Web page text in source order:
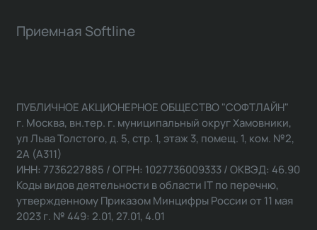
Приемная Softline
ПУБЛИЧНОЕ АКЦИОНЕРНОЕ ОБЩЕСТВО "СОФТЛАЙН"
г. Москва, вн.тер. г. муниципальный округ Хамовники,
ул Льва Толстого, д. 5, стр. 1, этаж 3, помещ. 1, ком. №2,
2А (А311)
ИНН: 7736227885 / ОГРН: 1027736009333 / ОКВЭД: 46.90
Коды видов деятельности в области IT по перечню,
утвержденному Приказом Минцифры России от 11 мая
2023 г. № 449: 2.01, 27.01, 4.01